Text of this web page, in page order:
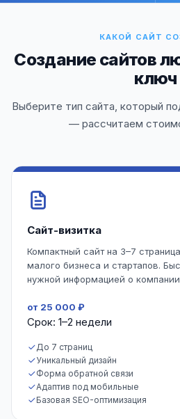
КАКОЙ САЙТ
Создание сайтов
ключ
Выберите тип сайта, который
— рассчитаем
Сайт-визитка
Компактный сайт на 3–7
малого бизнеса и стартапов.
нужной информацией о компании
от 25 000 ₽
Срок: 1–2 недели
До 7 страниц
Уникальный дизайн
Форма обратной связи
Адаптив под мобильные
Базовая SEO-оптимизация